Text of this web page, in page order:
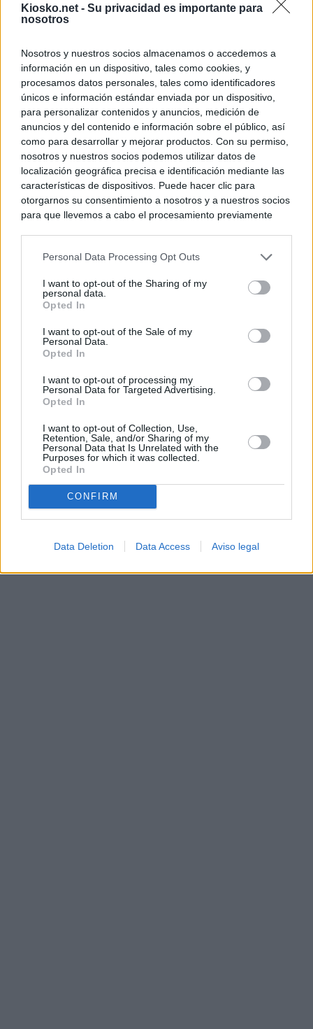
Kiosko.net - Su privacidad es importante para
nosotros
Nosotros y nuestros socios almacenamos o accedemos a
información en un dispositivo, tales como cookies, y
procesamos datos personales, tales como identificadores
únicos e información estándar enviada por un dispositivo,
para personalizar contenidos y anuncios, medición de
anuncios y del contenido e información sobre el público, así
como para desarrollar y mejorar productos. Con su permiso,
nosotros y nuestros socios podemos utilizar datos de
localización geográfica precisa e identificación mediante las
características de dispositivos. Puede hacer clic para
otorgarnos su consentimiento a nosotros y a nuestros socios
para que llevemos a cabo el procesamiento previamente
negar su consentimiento. Tenga en cuenta que algún
de su consentimiento, pero usted tiene el derecho de
rechazar tal procesamiento. Sus preferencias se aplicarán
cualquier momento entrando de nuevo en este sitio web o
visitando nuestra política de privacidad.
Personal Data Processing Opt Outs
I want to opt-out of the Sharing of my
personal data.
Opted In
I want to opt-out of the Sale of my
Personal Data.
Opted In
I want to opt-out of processing my
Personal Data for Targeted Advertising.
Opted In
I want to opt-out of Collection, Use,
Retention, Sale, and/or Sharing of my
Personal Data that Is Unrelated with the
Purposes for which it was collected.
Opted In
CONFIRM
Data Deletion Data Access Aviso legal